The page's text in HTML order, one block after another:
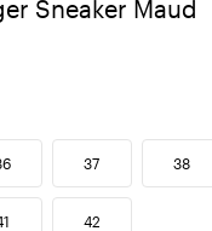
Sneaker Maud
37 38
42